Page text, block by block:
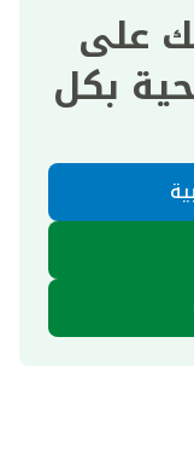
على
بكل